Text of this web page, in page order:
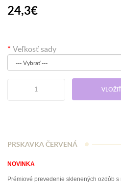
24,3€
Veľkosť sady
PRSKAVKA ČERVENÁ
NOVINKA
Prémiové prevedenie sklenených ozdôb